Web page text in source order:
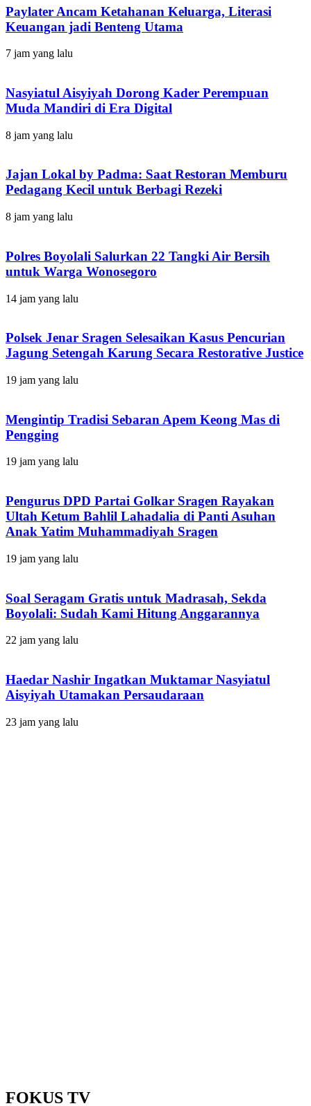
Paylater Ancam Ketahanan Keluarga, Literasi
Keuangan jadi Benteng Utama
7 jam yang lalu
Nasyiatul Aisyiyah Dorong Kader Perempuan
Muda Mandiri di Era Digital
8 jam yang lalu
Jajan Lokal by Padma: Saat Restoran Memburu
Pedagang Kecil untuk Berbagi Rezeki
8 jam yang lalu
Polres Boyolali Salurkan 22 Tangki Air Bersih
untuk Warga Wonosegoro
14 jam yang lalu
Polsek Jenar Sragen Selesaikan Kasus Pencurian
Jagung Setengah Karung Secara Restorative Justice
19 jam yang lalu
Mengintip Tradisi Sebaran Apem Keong Mas di
Pengging
19 jam yang lalu
Pengurus DPD Partai Golkar Sragen Rayakan
Ultah Ketum Bahlil Lahadalia di Panti Asuhan
Anak Yatim Muhammadiyah Sragen
19 jam yang lalu
Soal Seragam Gratis untuk Madrasah, Sekda
Boyolali: Sudah Kami Hitung Anggarannya
22 jam yang lalu
Haedar Nashir Ingatkan Muktamar Nasyiatul
Aisyiyah Utamakan Persaudaraan
23 jam yang lalu
FOKUS TV